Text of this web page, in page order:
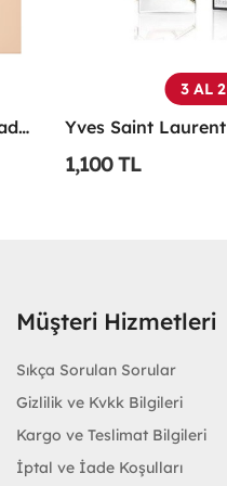
Burberry Goddess 100 ML EDP Kadın Parfümü -
3 AL
1,100 TL
Müşteri Hizmetleri
Sıkça Sorulan Sorular
Gizlilik ve Kvkk Bilgileri
Kargo ve Teslimat Bilgileri
İptal ve İade Koşulları